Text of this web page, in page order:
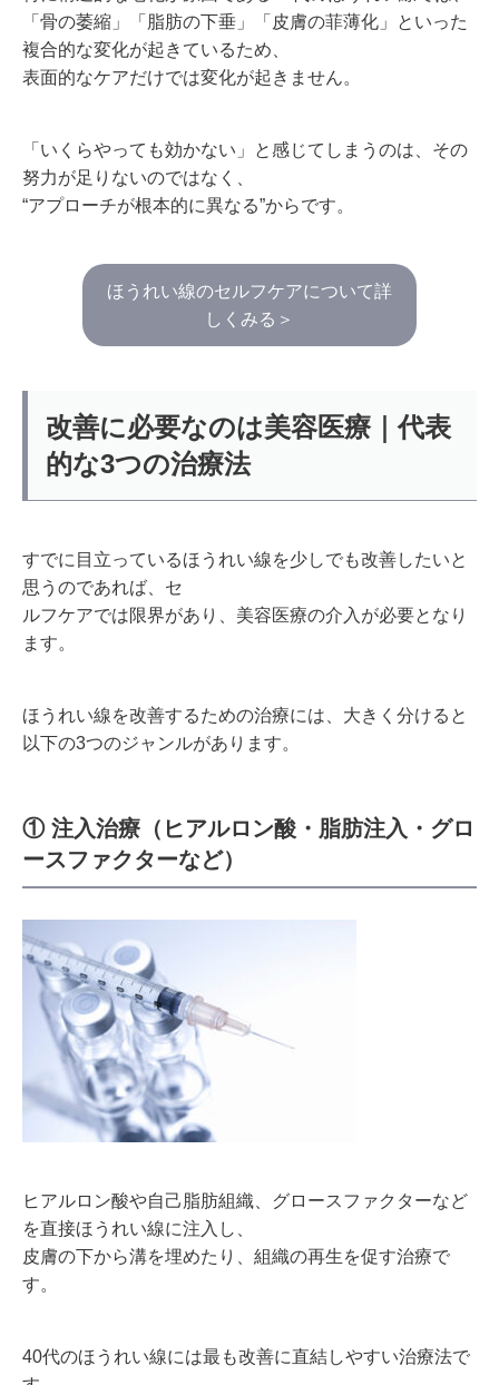
「骨の萎縮」「脂肪の下垂」「皮膚の菲薄化」といった
複合的な変化が起きているため、
表面的なケアだけでは変化が起きません。
「いくらやっても効かない」と感じてしまうのは、その
努力が足りないのではなく、
“アプローチが根本的に異なる”からです。
ほうれい線のセルフケアについて詳
しくみる＞
改善に必要なのは美容医療｜代表
的な3つの治療法
すでに目立っているほうれい線を少しでも改善したいと
思うのであれば、セ
ルフケアでは限界があり、美容医療の介入が必要となり
ます。
ほうれい線を改善するための治療には、大きく分けると
以下の3つのジャンルがあります。
① 注入治療（ヒアルロン酸・脂肪注入・グロ
ースファクターなど）
ヒアルロン酸や自己脂肪組織、グロースファクターなど
を直接ほうれい線に注入し、
皮膚の下から溝を埋めたり、組織の再生を促す治療で
す。
40代のほうれい線には最も改善に直結しやすい治療法で